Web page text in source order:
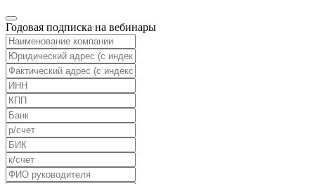
Годовая подписка на вебинары